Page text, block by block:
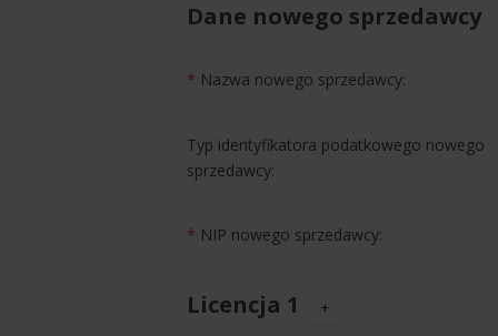
Dane nowego sprzedawcy
* Nazwa nowego sprzedawcy:
Typ identyfikatora podatkowego nowego
sprzedawcy:
* NIP nowego sprzedawcy:
Licencja 1